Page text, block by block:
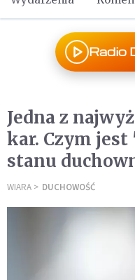
Radio
Jedna z
kar. Czym
stanu
WIARA DUCHOWOŚĆ